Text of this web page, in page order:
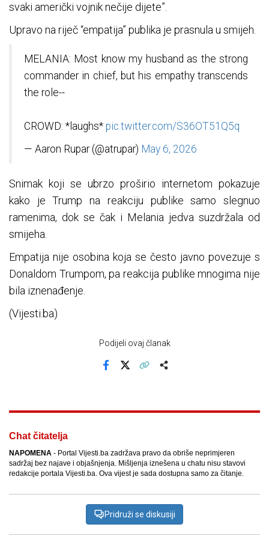
svaki američki vojnik nečije dijete”.
Upravo na riječ “empatija” publika je prasnula u smijeh.
MELANIA: Most know my husband as the strong
commander in chief, but his empathy transcends
the role--
CROWD: *laughs* pic.twitter.com/S36OT51Q5q
— Aaron Rupar (@atrupar) May 6, 2026
Snimak koji se ubrzo proširio internetom pokazuje
kako je Trump na reakciju publike samo slegnuo
ramenima, dok se čak i Melania jedva suzdržala od
smijeha.
Empatija nije osobina koja se često javno povezuje s
Donaldom Trumpom, pa reakcija publike mnogima nije
bila iznenađenje.
(Vijesti.ba)
Podijeli ovaj članak
Chat čitatelja
NAPOMENA - Portal Vijesti.ba zadržava pravo da obriše neprimjeren
sadržaj bez najave i objašnjenja. Mišljenja iznešena u chatu nisu stavovi
redakcije portala Vijesti.ba. Ova vijest je sada dostupna samo za čitanje.
Pridruži se diskusiji